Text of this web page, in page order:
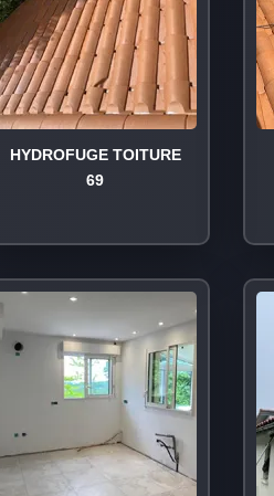
HYDROFUGE TOITURE
69